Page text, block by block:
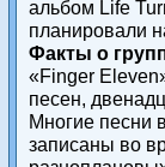
альбом Life
планировали
Факты о
«Finger
песен,
Многие песни
записаны во